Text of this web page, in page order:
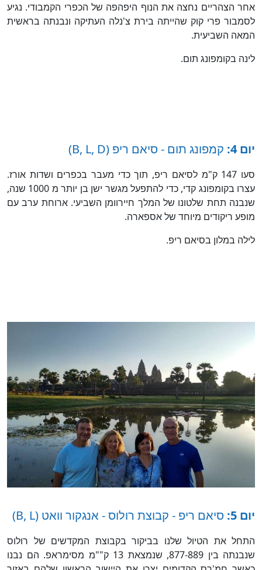
אחר הצהריים נחצה את הנוף היפהפה של הכפרי הקמבודי. נגיע
לסמבור פרי קוק שהייתה בירת צ'נלה העתיקה ונבנתה בראשית
המאה השביעית.
לינה בקומפונג תום.
יום 4: קמפונג תום - סיאם ריפ (B, L, D)
סעו 147 ק"מ לסיאם ריפ, תוך כדי מעבר בכפרים ושדות אורז.
עצרו בקומפונג קדי, כדי להתפעל מגשר ישן בן יותר מ 1000 שנה,
שנבנה תחת שלטונו של המלך חיירוומן השביעי. ארוחת ערב עם
מופע ריקודים מיוחד של אספארה.
לילה במלון בסיאם ריפ.
יום 5: סיאם ריפ - קבוצת רולוס - אנגקור וואט (B, L)
התחל את הטיול שלנו בביקור בקבוצת המקדשים של רולוס
שנבנתה בין 877-889, שנמצאת 13 ק""מ מסימראפ. הם נבנו